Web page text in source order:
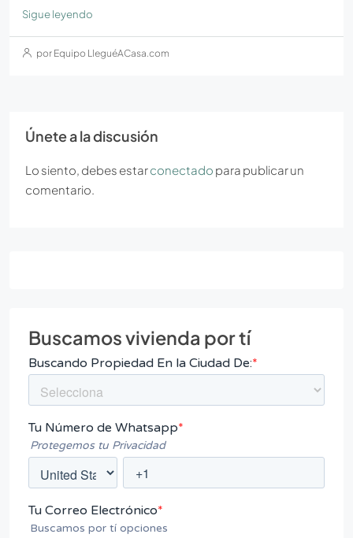
Sigue leyendo
por Equipo LleguéACasa.com
Únete a la discusión
Lo siento, debes estarconectado para publicar un
comentario.
Buscamos vivienda por tí